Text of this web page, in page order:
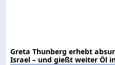
Greta Thunberg erhebt
Israel – und gießt weiter Öl